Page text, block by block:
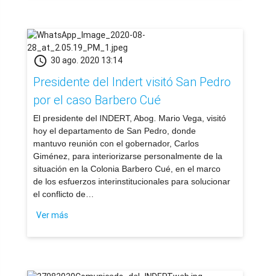
schedule 30 ago. 2020 13:14
Presidente del Indert visitó San Pedro
por el caso Barbero Cué
El presidente del INDERT, Abog. Mario Vega, visitó
hoy el departamento de San Pedro, donde
mantuvo reunión con el gobernador, Carlos
Giménez, para interiorizarse personalmente de la
situación en la Colonia Barbero Cué, en el marco
de los esfuerzos interinstitucionales para solucionar
el conflicto de…
Ver más